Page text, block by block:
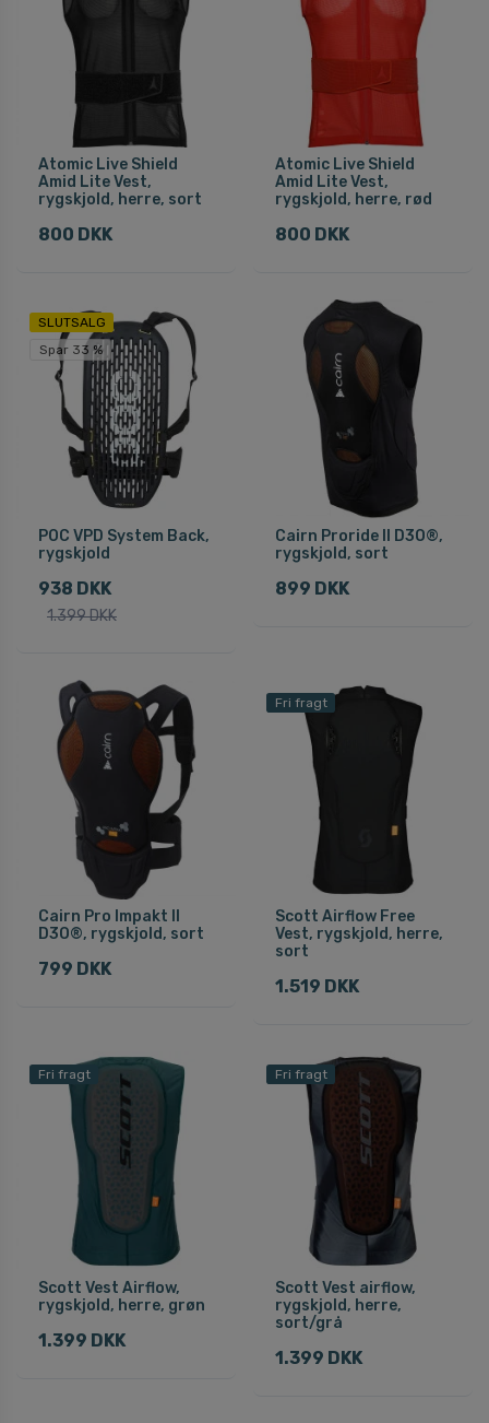
Atomic Live Shield
Amid Lite Vest,
rygskjold, herre, sort
800 DKK
Atomic Live Shield
Amid Lite Vest,
rygskjold, herre, rød
800 DKK
SLUTSALG
Spar 33 %
POC VPD System Back,
rygskjold
938 DKK
1.399 DKK
Cairn Proride II D3O®,
rygskjold, sort
899 DKK
Cairn Pro Impakt II
D3O®, rygskjold, sort
799 DKK
Fri fragt
Scott Airflow Free
Vest, rygskjold, herre,
sort
1.519 DKK
Fri fragt
Scott Vest Airflow,
rygskjold, herre, grøn
1.399 DKK
Fri fragt
Scott Vest airflow,
rygskjold, herre,
sort/grå
1.399 DKK